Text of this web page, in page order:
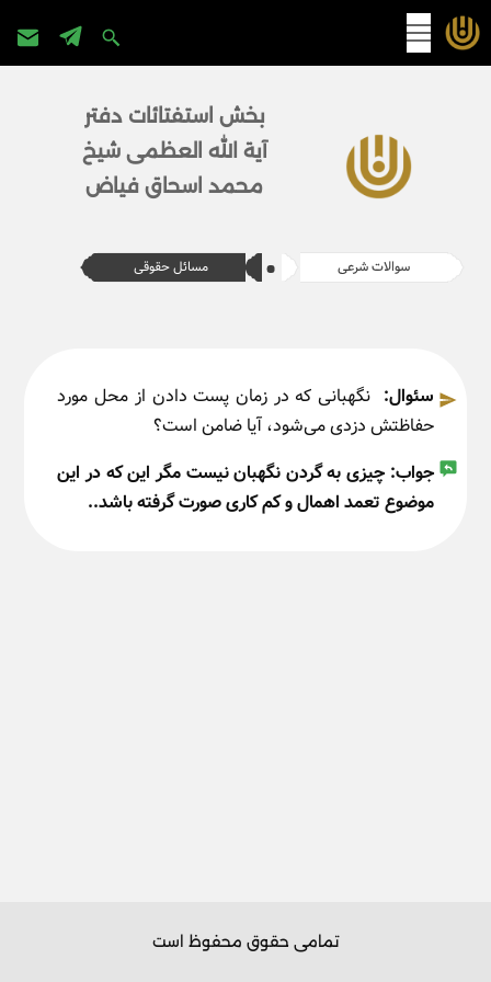
پرش
بخش استفتائات دفتر
آیة الله العظمی شیخ
محمد اسحاق فیاض
سوالات شرعی مسائل حقوقی
سئوال: نگهبانی که در زمان پست دادن از محل مورد
حفاظتش دزدی می‌شود، آیا ضامن است؟
جواب: چیزی به گردن نگهبان نیست مگر این که در این
موضوع تعمد اهمال و کم کاری صورت گرفته باشد..
تمامی حقوق محفوظ است